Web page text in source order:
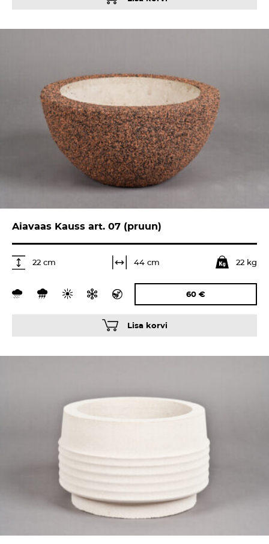
Aiavaas Kauss art. 07 (pruun)
22 cm 44 cm 22 kg
60 €
Lisa korvi